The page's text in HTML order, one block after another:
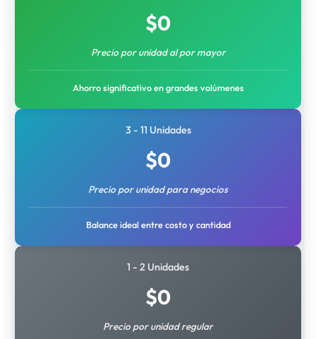
$0
Precio por unidad al por mayor
Ahorro significativo en grandes volúmenes
3 - 11 Unidades
$0
Precio por unidad para negocios
Balance ideal entre costo y cantidad
1 - 2 Unidades
$0
Precio por unidad regular